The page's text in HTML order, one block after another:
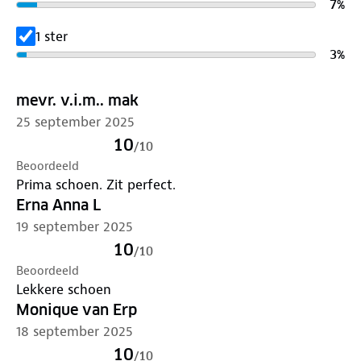
7%
1 ster
3%
mevr. v.i.m.. mak
25 september 2025
10/10
Beoordeeld
Prima schoen. Zit perfect.
Erna Anna L
19 september 2025
10/10
Beoordeeld
Lekkere schoen
Monique van Erp
18 september 2025
10/10